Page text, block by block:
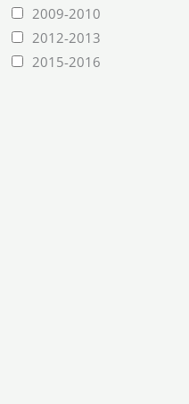
2009-2010
2012-2013
2015-2016